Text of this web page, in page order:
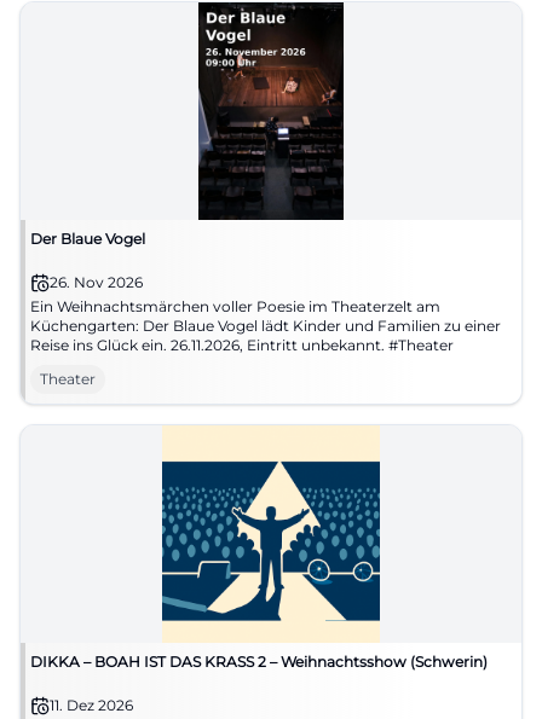
Der Blaue Vogel
26. Nov 2026
Ein Weihnachtsmärchen voller Poesie im Theaterzelt am
Küchengarten: Der Blaue Vogel lädt Kinder und Familien zu einer
Reise ins Glück ein. 26.11.2026, Eintritt unbekannt. #Theater
Theater
DIKKA – BOAH IST DAS KRASS 2 – Weihnachtsshow (Schwerin)
11. Dez 2026